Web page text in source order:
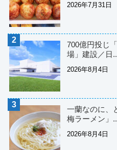
2026年7月31日
700億円投じ
場」建設／日
2026年8月4日
一蘭なのに
梅ラーメン」
2026年8月4日